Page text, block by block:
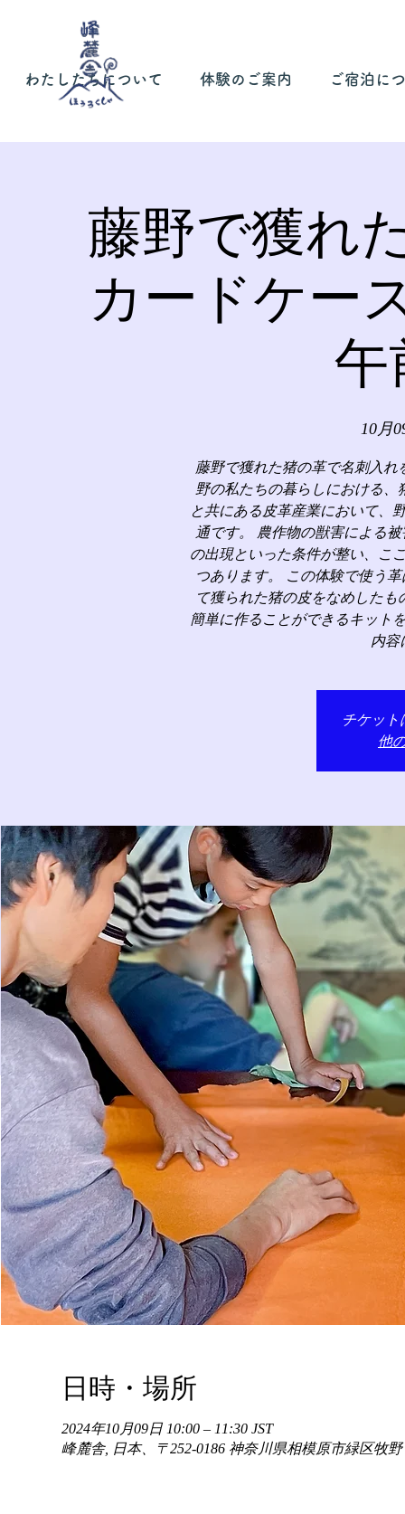
わたしたちについて 体験のご案内 ご宿泊に
藤野で獲れ
カードケー
午
10月
藤野で獲れた猪の革で名刺入
野の私たちの暮らしにおける
と共にある皮革産業において、
通です。 農作物の獣害による
の出現といった条件が整い、こ
つあります。 この体験で使う
て獲られた猪の皮をなめした
簡単に作ることができるキット
内容
チケット
他
日時・場所
2024年10月09日 10:00 – 11:30 JST
峰麓舎, 日本、〒252-0186 神奈川県相模原市緑区牧